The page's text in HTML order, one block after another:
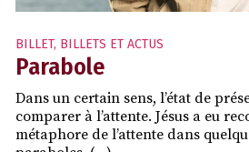
BILLET, BILLETS ET ACTUS
Parabole
Dans un certain sens, l’état de
comparer à l’attente. Jésus a eu
métaphore de l’attente dans